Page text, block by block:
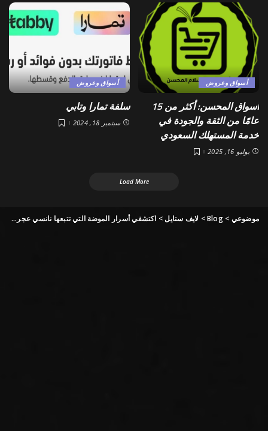
أسواق وعروض
أسواق المحسن: أكثر من 15
عامًا من الثقة والجودة في
خدمة المستهلك السعودي
يوليو 16, 2025
أسواق وعروض
سلفة تمارا وتابي
سبتمبر 18, 2024
Load More
موضوعي >
Blog
> لايف ستايل> اكتشفي أسرار الموضة التي تتبعها نانسي عجرم لإطلالات شبابية مرحة